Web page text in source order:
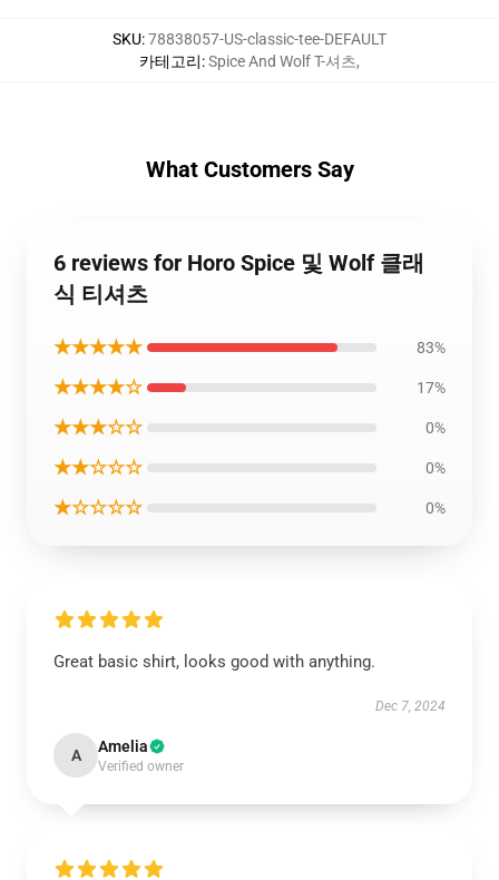
SKU:78838057-US-classic-tee-DEFAULT
카테고리:Spice And Wolf T-셔츠,
What Customers Say
6 reviews for Horo Spice 및 Wolf 클래
식 티셔츠
★★★★★ 83%
★★★★☆ 17%
★★★☆☆ 0%
★★☆☆☆ 0%
★☆☆☆☆ 0%
Great basic shirt, looks good with anything.
Dec 7, 2024
A Amelia
Verified owner